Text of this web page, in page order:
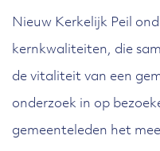
Nieuw Kerkelijk Peil
kernkwaliteiten, die
de vitaliteit van een
onderzoek in op
gemeenteleden het